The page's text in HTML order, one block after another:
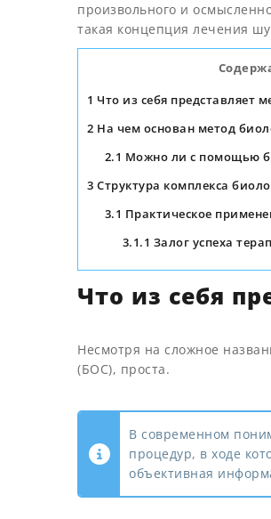
произвольного и
такая концепция лечения
1 Что из себя представляет
2 На чем основан метод
2.1 Можно ли с помощью
3 Структура комплекса
3.1 Практическое
3.1.1 Залог успеха
Что из себя
Несмотря на сложное
(БОС), проста.
В современном
процедур, в ходе
объективная